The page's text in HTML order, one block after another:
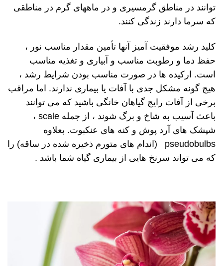
توانند در مناطق گرمسیری و در ماههای گرم در مناطقی
که سرما دارند زندگی کنند.
کلید رشد موفقیت آمیز آنها تأمین مقدار مناسب نور ،
حفظ دما و رطوبت مناسب و آبیاری و تغذیه مناسب
است. ارکیده ها در صورت مناسب بودن شرایط رشد ،
هیچ گونه مشکل جدی با آفات یا بیماری ندارند. اما مراقب
برخی از آفات رایج گیاهان خانگی باشید که می توانند
باعث آسیب به شاخ و برگ شوند ، از جمله scale ،
شپشک های آرد پوش و کنه های عنکبوت. بعلاوه
pseudobulbs (اندام های متورم ذخیره شده در ساقه) را
که می تواند سرنخ هایی از بیماری گیاه شما باشد .